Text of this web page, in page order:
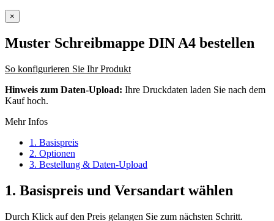
×
Muster Schreibmappe DIN A4 bestellen
So konfigurieren Sie Ihr Produkt
Hinweis zum Daten-Upload: Ihre Druckdaten laden Sie nach dem
Kauf hoch.
Mehr Infos
1. Basispreis
2. Optionen
3. Bestellung & Daten-Upload
1. Basispreis und Versandart wählen
Durch Klick auf den Preis gelangen Sie zum nächsten Schritt.